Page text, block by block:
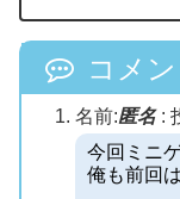
コメン
名前:匿名:
今回ミニ
俺も前回